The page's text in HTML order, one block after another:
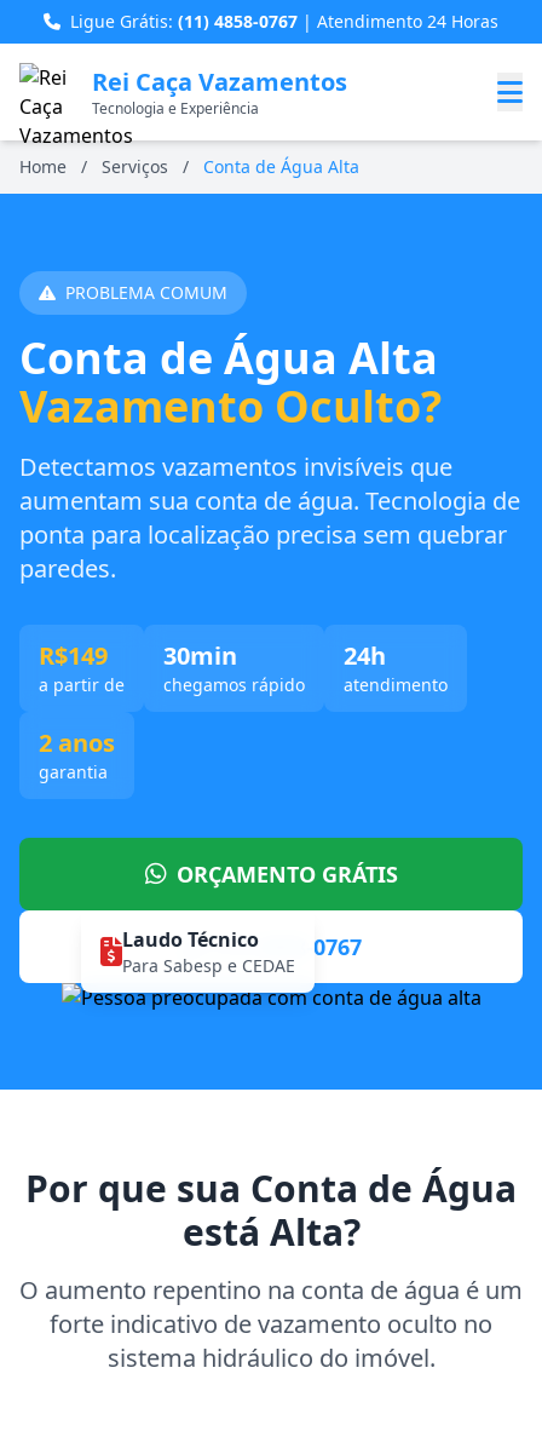
Ligue Grátis: (11) 4858-0767 | Atendimento 24 Horas
Rei Caça Vazamentos
Tecnologia e Experiência
Home / Serviços / Conta de Água Alta
PROBLEMA COMUM
Conta de Água Alta
Vazamento Oculto?
Detectamos vazamentos invisíveis que
aumentam sua conta de água. Tecnologia de
ponta para localização precisa sem quebrar
paredes.
R$149
a partir de
30min
chegamos rápido
24h
atendimento
2 anos
garantia
ORÇAMENTO GRÁTIS
(11) 4858-0767
Laudo Técnico
Para Sabesp e CEDAE
Por que sua Conta de Água
está Alta?
O aumento repentino na conta de água é um
forte indicativo de vazamento oculto no
sistema hidráulico do imóvel.